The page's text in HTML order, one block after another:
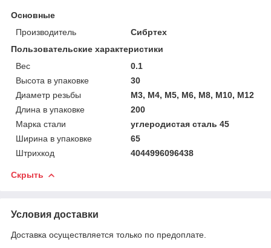
Основные
Производитель
Сибртех
Пользовательские характеристики
Вес
0.1
Высота в упаковке
30
Диаметр резьбы
M3, M4, M5, M6, M8, M10, M12
Длина в упаковке
200
Марка стали
углеродистая сталь 45
Ширина в упаковке
65
Штрихкод
4044996096438
Скрыть
Условия доставки
Доставка осуществляется только по предоплате.